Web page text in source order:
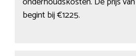
begint bij €1225.